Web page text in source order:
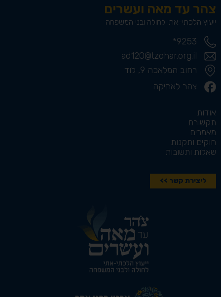
צהר עד מאה ועשרים
ייעוץ הלכתי-אתי לחולה ובני המשפחה
9253*
ad120@tzohar.org.il
רחוב המלאכה 9, לוד
צהר לאתיקה
אודות
תקשורת
מאמרים
חוקים ותקנות
שאלות ותשובות
ליצירת קשר >>